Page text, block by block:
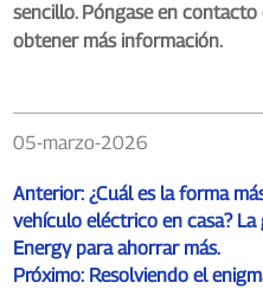
sencillo. Póngase en
obtener más información.
05-marzo-2026
Anterior: ¿Cuál es la forma
vehículo eléctrico en casa?
Energy para ahorrar más.
Próximo: Resolviendo el